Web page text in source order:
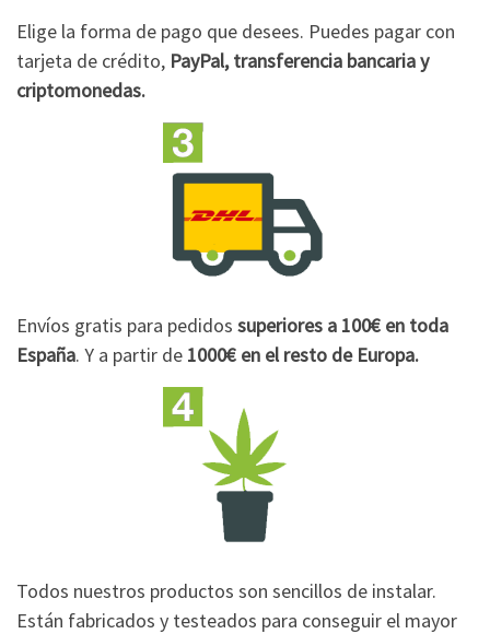
Elige la forma de pago que desees. Puedes pagar con
tarjeta de crédito, PayPal, transferencia bancaria y
criptomonedas.
Envíos gratis para pedidos superiores a 100€ en toda
España. Y a partir de 1000€ en el resto de Europa.
Todos nuestros productos son sencillos de instalar.
Están fabricados y testeados para conseguir el mayor